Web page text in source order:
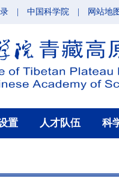
中国科学院 网站地
置 人才队伍 科